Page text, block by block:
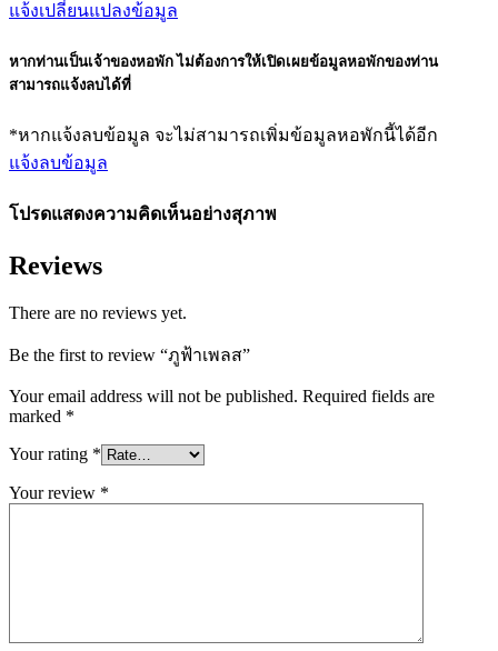
แจ้งเปลี่ยนแปลงข้อมูล
หากท่านเป็นเจ้าของหอพัก ไม่ต้องการให้เปิดเผยข้อมูลหอพักของท่าน
สามารถแจ้งลบได้ที่
*หากแจ้งลบข้อมูล จะไม่สามารถเพิ่มข้อมูลหอพักนี้ได้อีก
แจ้งลบข้อมูล
โปรดแสดงความคิดเห็นอย่างสุภาพ
Reviews
There are no reviews yet.
Be the first to review “ภูฟ้าเพลส”
Your email address will not be published. Required fields are
marked *
Your rating *
Your review *